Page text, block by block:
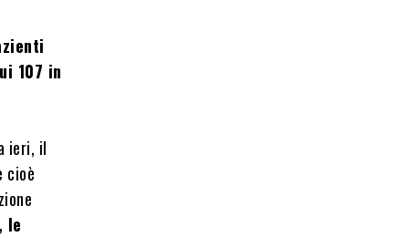
107 in
ieri, il
cioè
le